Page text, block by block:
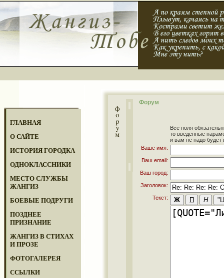
ГЛАВНАЯ
О САЙТЕ
ИСТОРИЯ ГОРОДКА
ОДНОКЛАССНИКИ
МЕСТО СЛУЖБЫ
ЖАНГИЗ
БОЕВЫЕ ПОДРУГИ
ПОЗДНЕЕ
ПРИЗНАНИЕ
ЖАНГИЗ В СТИХАХ
И ПРОЗЕ
ФОТОГАЛЕРЕЯ
ССЫЛКИ
Форум
Все поля
то введенные
и вам не надо будет
Ваше имя:
Ваш email:
Ваш город:
Заголовок:
Текст: